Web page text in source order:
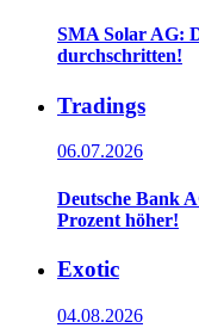
SMA Solar AG:
durchschritten!
Tradings
06.07.2026
Deutsche Bank
Prozent höher!
Exotic
04.08.2026